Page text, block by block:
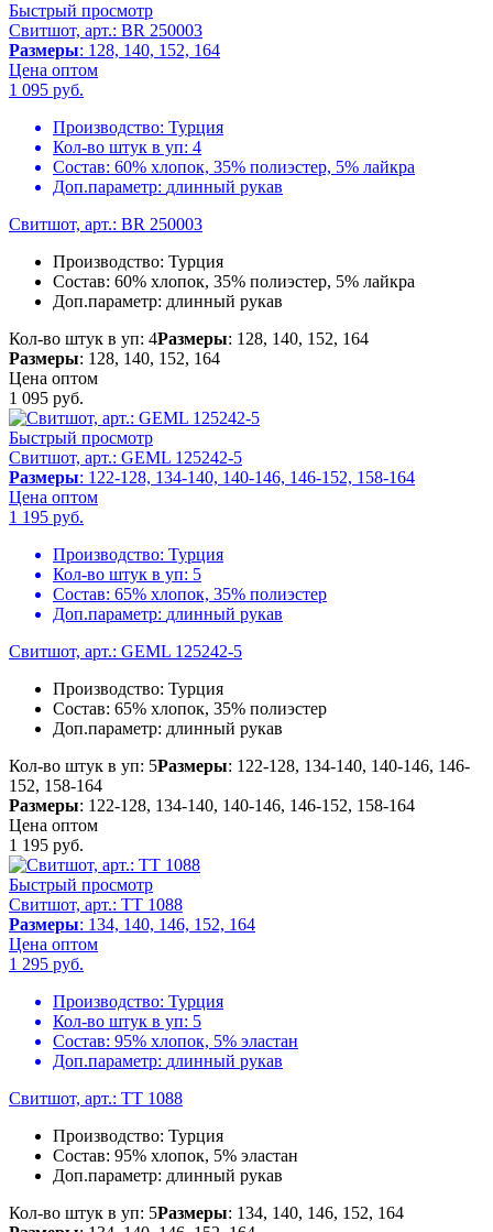
Быстрый просмотр
Свитшот, арт.: BR 250003
Размеры: 128, 140, 152, 164
Цена оптом
1 095 руб.
Производство: Турция
Кол-во штук в уп: 4
Состав: 60% хлопок, 35% полиэстер, 5% лайкра
Доп.параметр: длинный рукав
Свитшот, арт.: BR 250003
Производство: Турция
Состав: 60% хлопок, 35% полиэстер, 5% лайкра
Доп.параметр: длинный рукав
Кол-во штук в уп: 4Размеры: 128, 140, 152, 164
Размеры: 128, 140, 152, 164
Цена оптом
1 095 руб.
Быстрый просмотр
Свитшот, арт.: GEML 125242-5
Размеры: 122-128, 134-140, 140-146, 146-152, 158-164
Цена оптом
1 195 руб.
Производство: Турция
Кол-во штук в уп: 5
Состав: 65% хлопок, 35% полиэстер
Доп.параметр: длинный рукав
Свитшот, арт.: GEML 125242-5
Производство: Турция
Состав: 65% хлопок, 35% полиэстер
Доп.параметр: длинный рукав
Кол-во штук в уп: 5Размеры: 122-128, 134-140, 140-146, 146-
152, 158-164
Размеры: 122-128, 134-140, 140-146, 146-152, 158-164
Цена оптом
1 195 руб.
Быстрый просмотр
Свитшот, арт.: TT 1088
Размеры: 134, 140, 146, 152, 164
Цена оптом
1 295 руб.
Производство: Турция
Кол-во штук в уп: 5
Состав: 95% хлопок, 5% эластан
Доп.параметр: длинный рукав
Свитшот, арт.: TT 1088
Производство: Турция
Состав: 95% хлопок, 5% эластан
Доп.параметр: длинный рукав
Кол-во штук в уп: 5Размеры: 134, 140, 146, 152, 164